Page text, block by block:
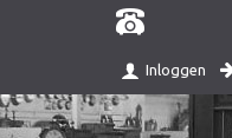
Inloggen